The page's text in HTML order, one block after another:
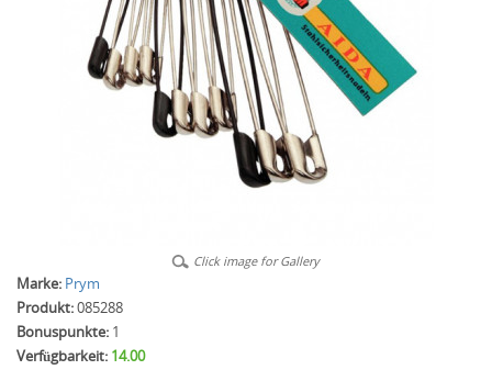
Click image for Gallery
Marke: Prym
Produkt:085288
Bonuspunkte: 1
Verfügbarkeit: 14.00